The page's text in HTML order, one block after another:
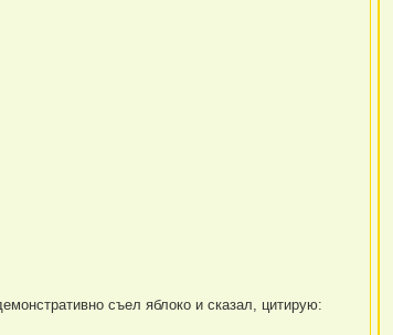
съел яблоко и сказал, цитирую: